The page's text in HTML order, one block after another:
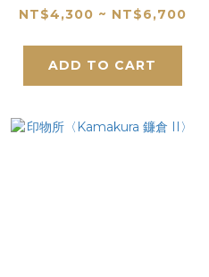
NT$4,300 ~ NT$6,700
ADD TO CART